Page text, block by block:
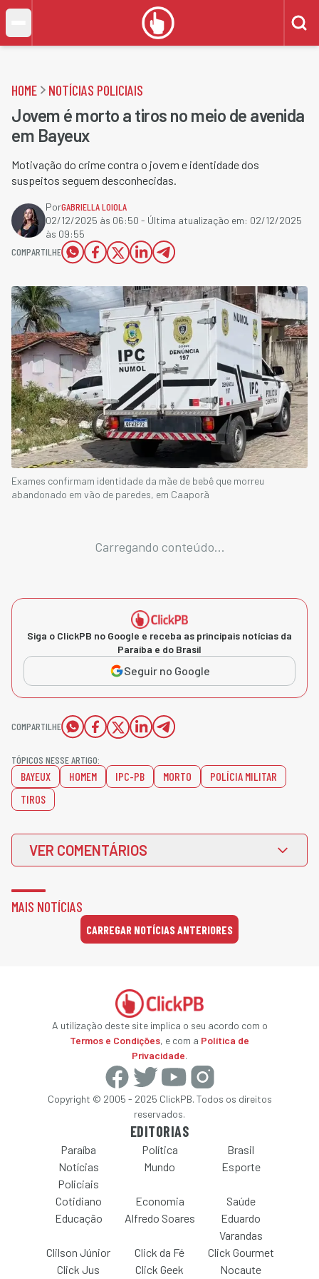
HOME NOTÍCIAS POLICIAIS
Jovem é morto a tiros no meio de avenida
em Bayeux
Motivação do crime contra o jovem e identidade dos
suspeitos seguem desconhecidas.
PorGABRIELLA LOIOLA
02/12/2025 às 06:50 - Última atualização em: 02/12/2025
às 09:55
COMPARTILHE
Exames confirmam identidade da mãe de bebê que morreu
abandonado em vão de paredes, em Caaporã
Carregando conteúdo...
Siga o ClickPB no Google e receba as principais notícias da
Paraíba e do Brasil
Seguir no Google
COMPARTILHE
TÓPICOS NESSE ARTIGO:
BAYEUX HOMEM IPC-PB MORTO
POLÍCIA MILITAR
TIROS
VER COMENTÁRIOS
MAIS NOTÍCIAS
CARREGAR NOTÍCIAS ANTERIORES
A utilização deste site implica o seu acordo com o
Termos e Condições, e com a Política de
Privacidade.
Copyright © 2005 - 2025 ClickPB. Todos os direitos
reservados.
EDITORIAS
Paraíba Política
Brasil
Notícias
Policiais
Mundo Esporte
Cotidiano Economia
Saúde
Educação
Alfredo Soares
Eduardo
Varandas
Clilson Júnior
Click da Fé
Click Gourmet
Click Jus
Click Geek Nocaute